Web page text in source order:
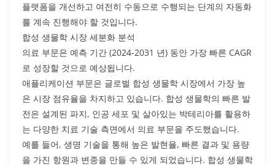
플랫폼을 개선하고 여전히 수동으로 수행되는 단계의 자동화
를 계속 진행해야 할 것입니다.
합성 생물학 시장 세분화 분석
의료 부문은 예측 기간 (2024-2031 년) 동안 가장 빠른 CAGR
로 성장할 것으로 예상됩니다.
애플리케이션 부문은 글로벌 합성 생물학 시장에서 가장 높
은 시장 점유율을 차지하고 있습니다. 합성 생물학의 빠른 발
전은 설계된 파지, 인공 세포 및 살아있는 박테리아를 활용하
는 다양한 치료 기술 측면에서 의료 부문을 주도했습니다.
예를 들어, 생명 기술을 통해 높은 발현율, 빠른 결과 및 용량
을 가진 항원과 변종을 만들 수 있게 되었습니다. 합성 생물학